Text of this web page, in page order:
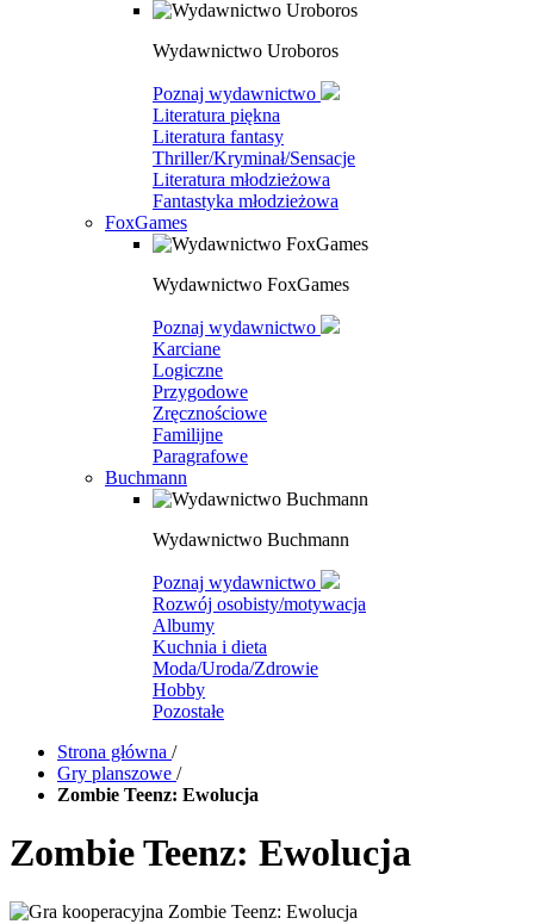
Wydawnictwo Uroboros
Poznaj wydawnictwo
Literatura piękna
Literatura fantasy
Thriller/Kryminał/Sensacje
Literatura młodzieżowa
Fantastyka młodzieżowa
FoxGames
Wydawnictwo FoxGames
Poznaj wydawnictwo
Karciane
Logiczne
Przygodowe
Zręcznościowe
Familijne
Paragrafowe
Buchmann
Wydawnictwo Buchmann
Poznaj wydawnictwo
Rozwój osobisty/motywacja
Albumy
Kuchnia i dieta
Moda/Uroda/Zdrowie
Hobby
Pozostałe
Strona główna /
Gry planszowe /
Zombie Teenz: Ewolucja
Zombie Teenz: Ewolucja